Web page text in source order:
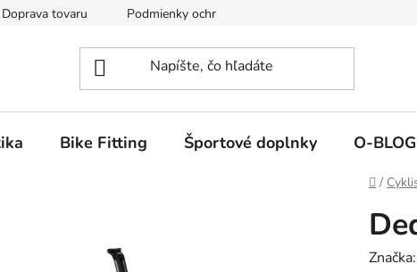
Doprava tovaru Podmienky ochrany osobných údajov
Bike Fitting Športové doplnky O-BLOG
Domov
/
Značka: